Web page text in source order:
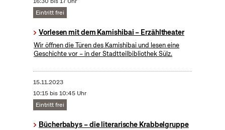
Eintritt frei
Vorlesen mit dem Kamishibai – Erzähltheater
Wir öffnen die Türen des Kamishibai und lesen eine
Geschichte vor – in der Stadtteilbibliothek Sülz.
15.11.2023
10:15 bis 10:45 Uhr
Eintritt frei
Bücherbabys – die literarische Krabbelgruppe